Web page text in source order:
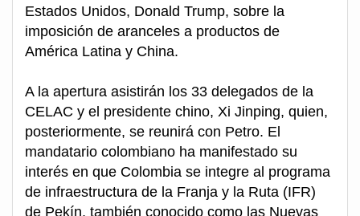
Estados Unidos, Donald Trump, sobre la
imposición de aranceles a productos de
América Latina y China.
A la apertura asistirán los 33 delegados de la
CELAC y el presidente chino, Xi Jinping, quien,
posteriormente, se reunirá con Petro. El
mandatario colombiano ha manifestado su
interés en que Colombia se integre al programa
de infraestructura de la Franja y la Ruta (IFR)
de Pekín, también conocido como las Nuevas